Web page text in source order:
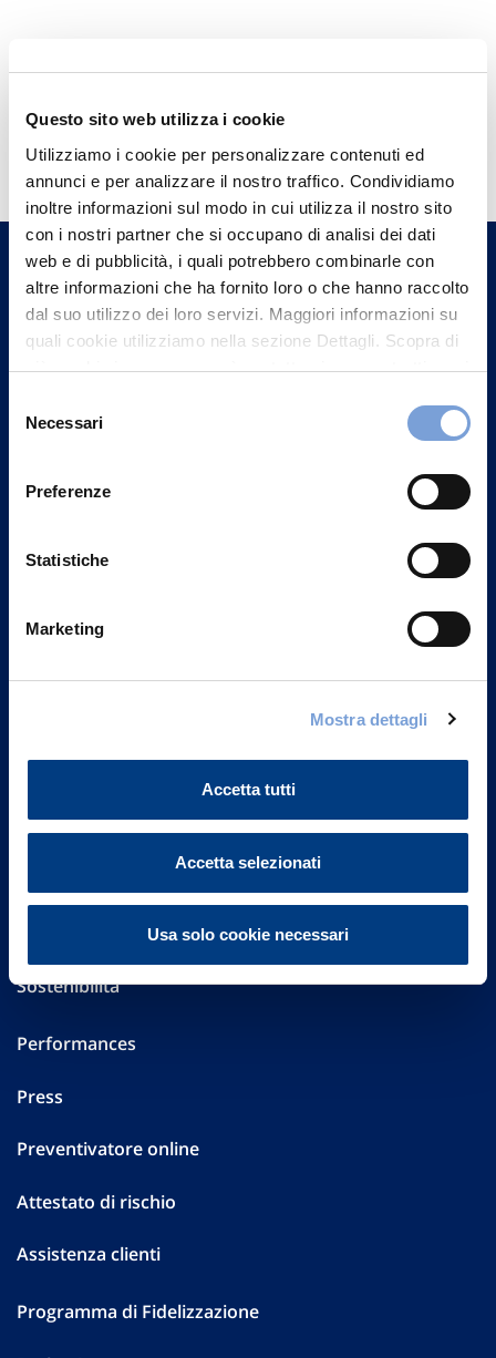
Questo sito web utilizza i cookie
Utilizziamo i cookie per personalizzare contenuti ed
annunci e per analizzare il nostro traffico. Condividiamo
inoltre informazioni sul modo in cui utilizza il nostro sito
con i nostri partner che si occupano di analisi dei dati
web e di pubblicità, i quali potrebbero combinarle con
altre informazioni che ha fornito loro o che hanno raccolto
dal suo utilizzo dei loro servizi. Maggiori informazioni su
quali cookie utilizziamo nella sezione Dettagli. Scopra di
più su chi siamo, come può contattarci e come trattiamo i
può trovare nel footer del sito nella sezione "Informativa
delNecessari
Preferenze
Statistiche
Marketing
Mostra dettagli
Accetta tutti
Accetta selezionati
Usa solo cookie necessari
Hai bisogno di
informazioni?
Trova l'Agenzia più vicina a te e parla con
un nostro Agente.
Contattaci
Vittoria Assicurazioni S.p.A.
Governance
Altre informazioni
Sostenibilità
Performances
Press
Preventivatore online
Attestato di rischio
Assistenza clienti
Programma di Fidelizzazione